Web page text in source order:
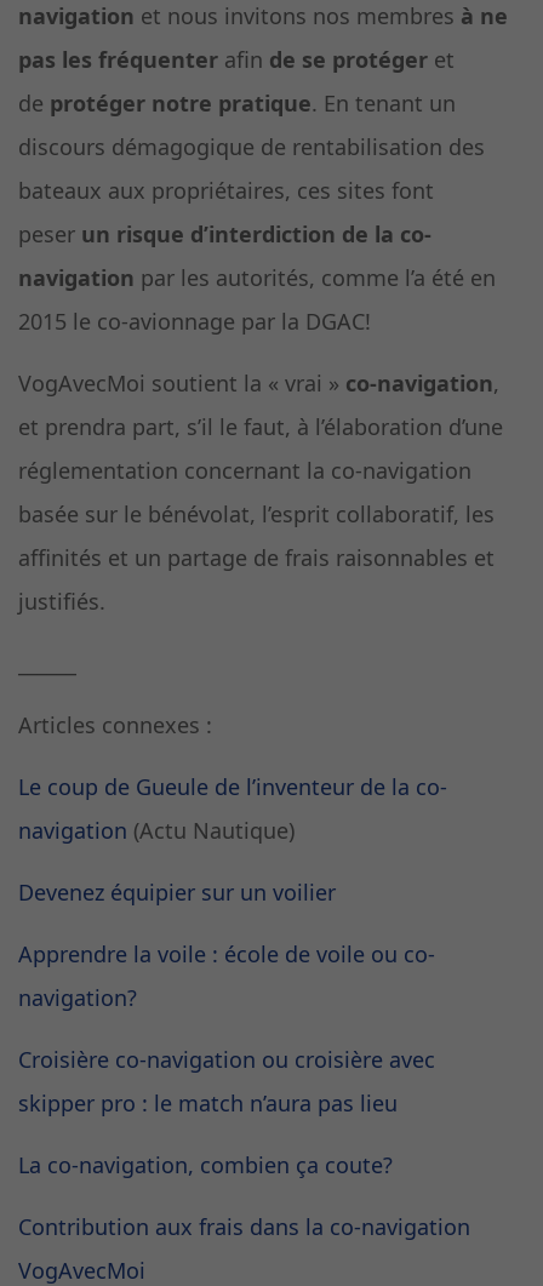
navigation et nous invitons nos membres à ne
pas les fréquenter afin de se protéger et
de protéger notre pratique. En tenant un
discours démagogique de rentabilisation des
bateaux aux propriétaires, ces sites font
peser un risque d’interdiction de la co-
navigation par les autorités, comme l’a été en
2015 le co-avionnage par la DGAC!
VogAvecMoi soutient la « vrai » co-navigation,
et prendra part, s’il le faut, à l’élaboration d’une
réglementation concernant la co-navigation
basée sur le bénévolat, l’esprit collaboratif, les
affinités et un partage de frais raisonnables et
justifiés.
Articles connexes :
Le coup de Gueule de l’inventeur de la co-
navigation (Actu Nautique)
Devenez équipier sur un voilier
Apprendre la voile : école de voile ou co-
navigation?
Croisière co-navigation ou croisière avec
skipper pro : le match n’aura pas lieu
La co-navigation, combien ça coute?
Contribution aux frais dans la co-navigation
VogAvecMoi